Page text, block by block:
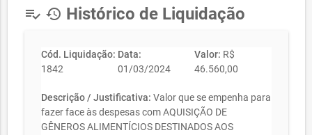
playlist_add_check history Histórico de Liquidação
Cód. Liquidação:
1842
Data:
01/03/2024
Valor: R$
46.560,00
Descrição / Justificativa: Valor que se empenha para
fazer face às despesas com AQUISIÇÃO DE
GÊNEROS ALIMENTÍCIOS DESTINADOS AOS